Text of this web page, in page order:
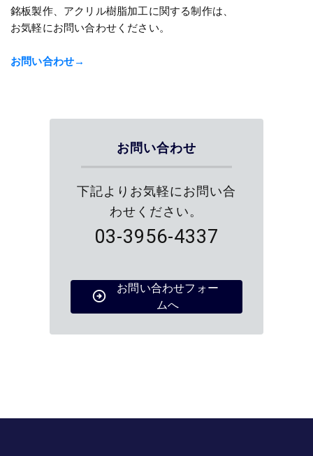
銘板製作、アクリル樹脂加工に関する制作は、
お気軽にお問い合わせください。
お問い合わせ→
お問い合わせ
下記よりお気軽にお問い合
わせください。
03-3956-4337
お問い合わせフォー
ムへ